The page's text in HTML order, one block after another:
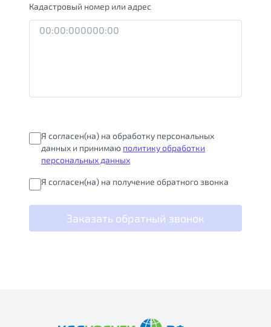
Кадастровый номер или адрес
Я согласен(на) на обработку персональных
данных и принимаю политику обработки
персональных данных
Я согласен(на) на получение обратного звонка
Заказать обратный звонок